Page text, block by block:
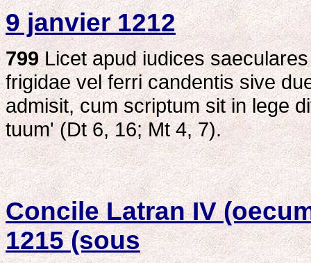
9 janvier 1212
799Licet apud iudices
frigidae vel ferri candentis sive
admisit, cum scriptum sit in lege
tuum' (Dt 6, 16; Mt 4, 7).
Concile Latran IV
1215 (sous